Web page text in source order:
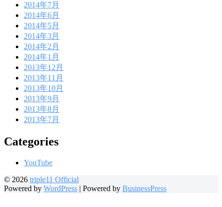
2014年7月
2014年6月
2014年5月
2014年3月
2014年2月
2014年1月
2013年12月
2013年11月
2013年10月
2013年9月
2013年8月
2013年7月
Categories
YouTube
© 2026 triple11 Official
Powered by WordPress | Powered by BusinessPress